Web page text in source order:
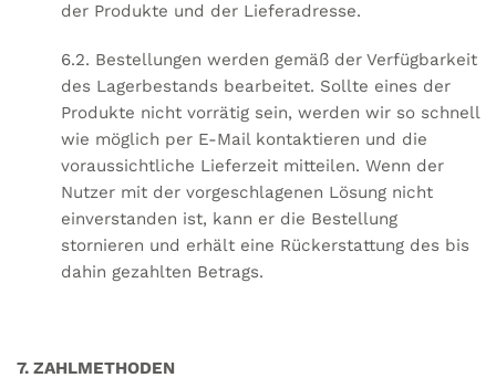
der Produkte und der Lieferadresse.
6.2. Bestellungen werden gemäß der Verfügbarkeit
des Lagerbestands bearbeitet. Sollte eines der
Produkte nicht vorrätig sein, werden wir so schnell
wie möglich per E-Mail kontaktieren und die
voraussichtliche Lieferzeit mitteilen. Wenn der
Nutzer mit der vorgeschlagenen Lösung nicht
einverstanden ist, kann er die Bestellung
stornieren und erhält eine Rückerstattung des bis
dahin gezahlten Betrags.
7. ZAHLMETHODEN